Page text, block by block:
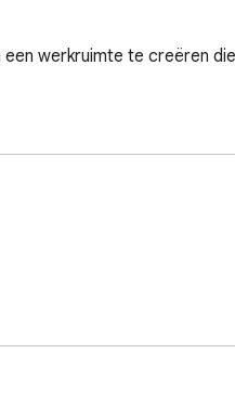
een werkruimte te creëren
informatie binnen
ervaring.